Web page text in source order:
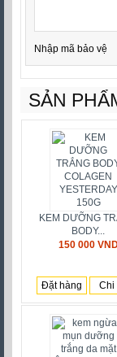
Nhập mã bảo vệ
SẢN
KEM DƯỠNG
BODY...
150 000
Đặt hàng Chi